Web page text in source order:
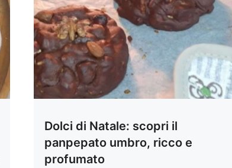
Dolci di Natale: scopri il
panpepato umbro, ricco e
profumato